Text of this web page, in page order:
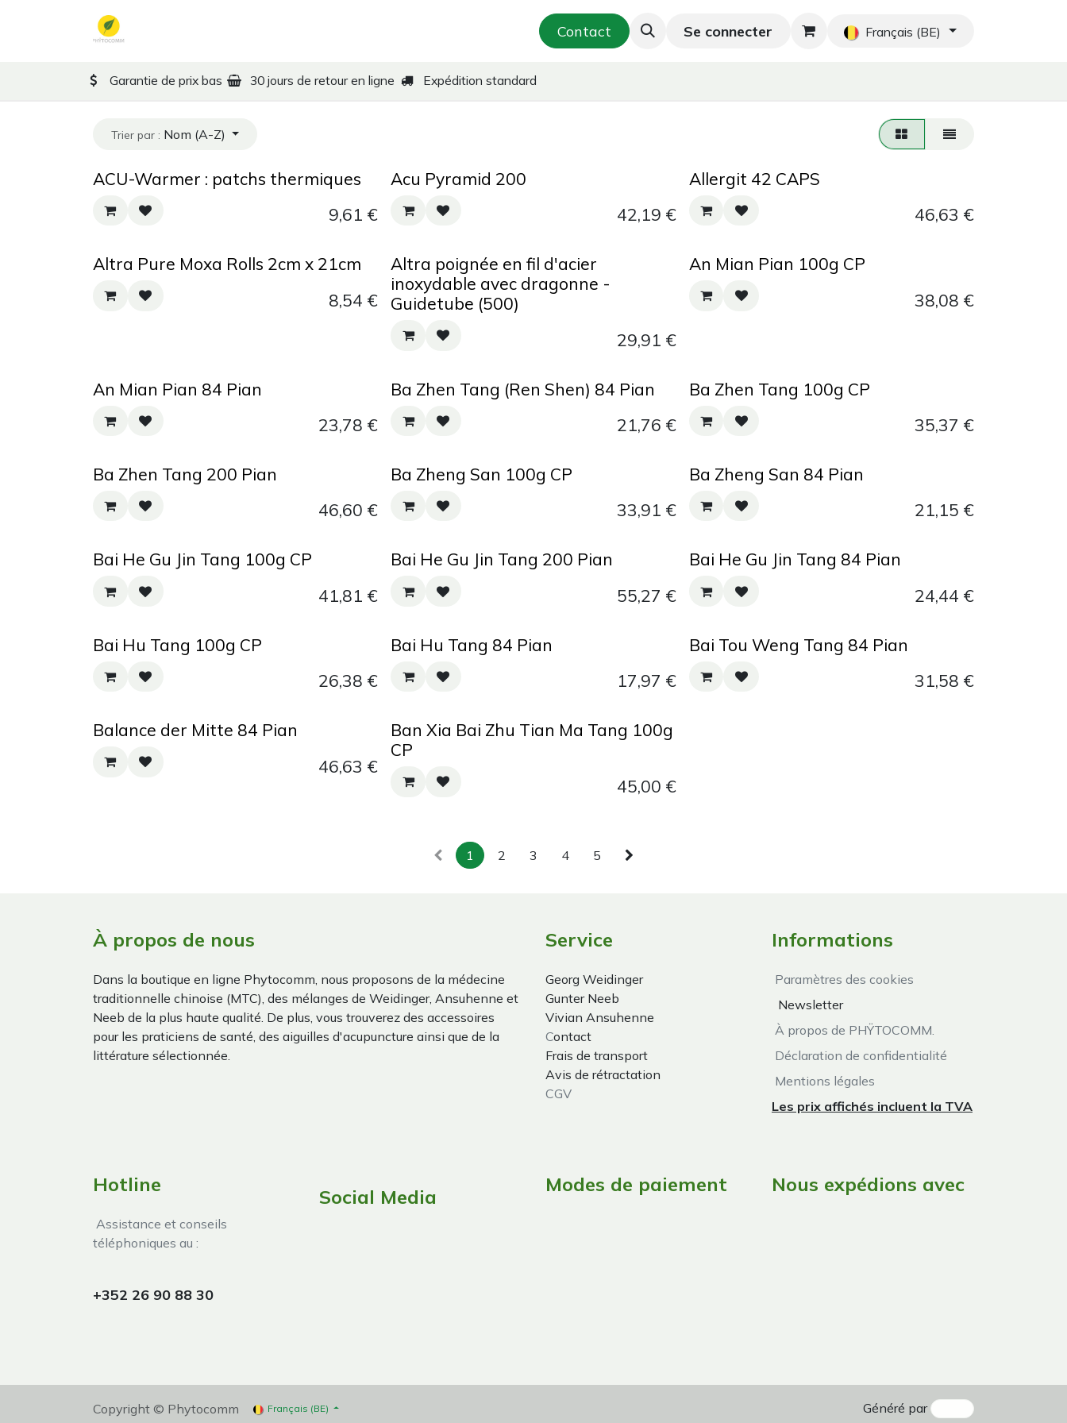
Cosmétique & Soins de la peau Thés orientaux Nouveau Blog
Contact Se connecter Français (BE)
Garantie de prix bas 30 jours de retour en ligne Expédition standard
Trier par : Nom (A-Z)
ACU-Warmer : patchs thermiques
9,61 €
Acu Pyramid 200
42,19 €
Allergit 42 CAPS
46,63 €
Altra Pure Moxa Rolls 2cm x 21cm
8,54 €
Altra poignée en fil d'acier
inoxydable avec dragonne -
Guidetube (500)
29,91 €
An Mian Pian 100g CP
38,08 €
An Mian Pian 84 Pian
23,78 €
Ba Zhen Tang (Ren Shen) 84 Pian
21,76 €
Ba Zhen Tang 100g CP
35,37 €
Ba Zhen Tang 200 Pian
46,60 €
Ba Zheng San 100g CP
33,91 €
Ba Zheng San 84 Pian
21,15 €
Bai He Gu Jin Tang 100g CP
41,81 €
Bai He Gu Jin Tang 200 Pian
55,27 €
Bai He Gu Jin Tang 84 Pian
24,44 €
Bai Hu Tang 100g CP
26,38 €
Bai Hu Tang 84 Pian
17,97 €
Bai Tou Weng Tang 84 Pian
31,58 €
Balance der Mitte 84 Pian
46,63 €
Ban Xia Bai Zhu Tian Ma Tang 100g
CP
45,00 €
1 2 3 4 5
À propos de nous
Dans la boutique en ligne Phytocomm, nous proposons de la médecine
traditionnelle chinoise (MTC), des mélanges de Weidinger, Ansuhenne et
Neeb de la plus haute qualité. De plus, vous trouverez des accessoires
pour les praticiens de santé, des aiguilles d'acupuncture ainsi que de la
littérature sélectionnée.
Service
Georg Weidinger
Gunter Neeb
Vivian Ansuhenne
Contact
Frais de transport
Avis de rétractation
CGV
Informations
Paramètres des cookies
Newsletter
À propos de PHŸTOCOMM.
Déclaration de confidentialité
Mentions légales
Les prix affichés incluent la TVA
Hotline
Assistance et conseils
téléphoniques au :
+352 26 90 88 30
Social Media
Modes de paiement Nous expédions avec
Copyright © Phytocomm Français (BE) Généré par